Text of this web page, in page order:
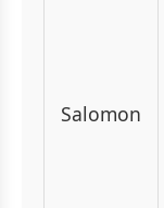
Salomon